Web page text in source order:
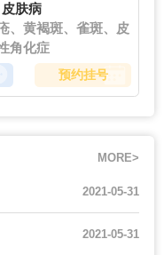
皮肤病
、黄褐斑、雀斑、皮
角化症
预约挂号
MORE>
2021-05-31
2021-05-31